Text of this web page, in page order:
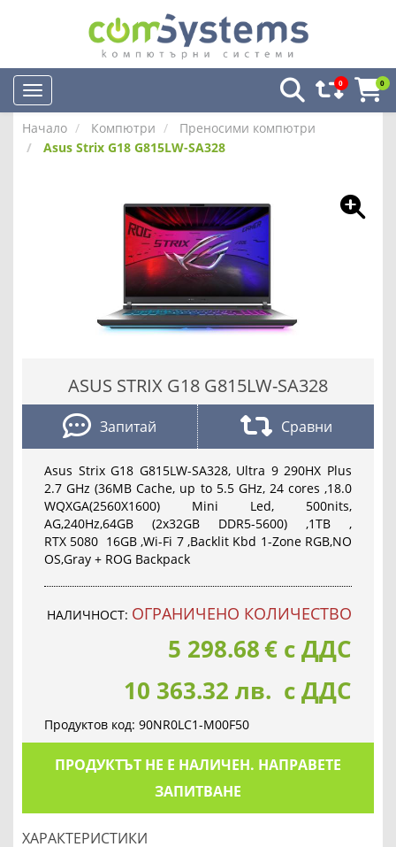
0 0
Начало Компютри
Преносими компютри
Asus Strix G18 G815LW-SA328
ASUS STRIX G18 G815LW-SA328
Запитай Сравни
Asus Strix G18 G815LW-SA328, Ultra 9 290HX Plus
2.7 GHz (36MB Cache, up to 5.5 GHz, 24 cores ,18.0
WQXGA(2560X1600) Mini Led, 500nits,
AG,240Hz,64GB (2x32GB DDR5-5600) ,1TB ,
RTX 5080 16GB ,Wi-Fi 7 ,Backlit Kbd 1-Zone RGB,NO
OS,Gray + ROG Backpack
НАЛИЧНОСТ: OГРАНИЧЕНО КОЛИЧЕСТВО
5 298.68€ с ДДС
10 363.32 лв. с ДДС
Продуктов код: 90NR0LC1-M00F50
ПРОДУКТЪТ НЕ Е НАЛИЧЕН. НАПРАВЕТЕ
ЗАПИТВАНЕ
ХАРАКТЕРИСТИКИ